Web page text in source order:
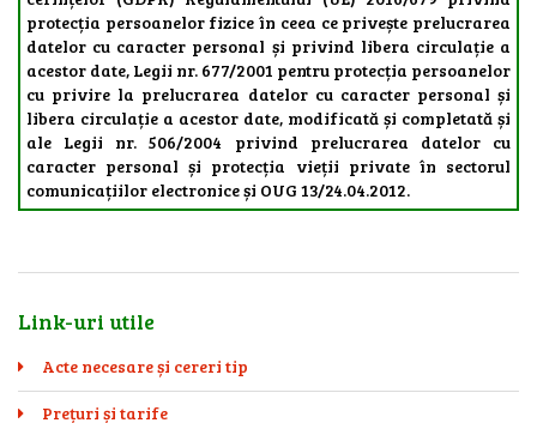
protecția persoanelor fizice în ceea ce privește prelucrarea
datelor cu caracter personal și privind libera circulație a
acestor date, Legii nr. 677/2001 pentru protecția persoanelor
cu privire la prelucrarea datelor cu caracter personal și
libera circulație a acestor date, modificată și completată și
ale Legii nr. 506/2004 privind prelucrarea datelor cu
caracter personal și protecția vieții private în sectorul
comunicațiilor electronice și OUG 13/24.04.2012.
Link-uri utile
Acte necesare și cereri tip
Prețuri și tarife